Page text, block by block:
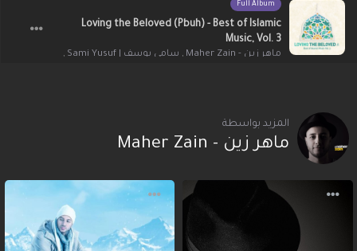
Full Album
Loving the Beloved (Pbuh) - Best of Islamic
Music, Vol. 3
ماهر زين - Maher Zain , سامي يوسف | Sami Yusuf ,
المزيد بواسطة
ماهر زين - Maher Zain